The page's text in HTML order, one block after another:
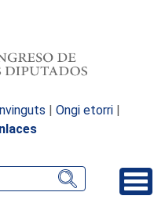
| Ongi etorri |